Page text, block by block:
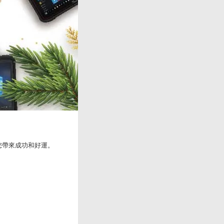
來成功和好運。